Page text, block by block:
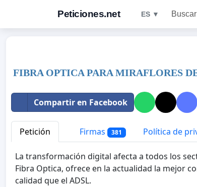
Peticiones.net ES ▼
FIBRA OPTICA PARA MIRAFLORES
Compartir en Facebook
Petición Firmas 381 Política de
La transformación digital afecta a todos los
Fibra Optica, ofrece en la actualidad la mejor
calidad que el ADSL.